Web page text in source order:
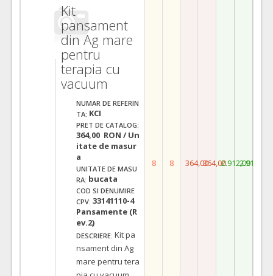
Kit
pansament
din Ag mare
pentru
terapia cu
vacuum
NUMAR DE REFERIN
TA: KCI
PRET DE CATALOG:
364,00 RON / Un
itate de masur
a
UNITATE DE MASU
RA: bucata
COD SI DENUMIRE
CPV: 33141110-4
Pansamente (R
ev.2)
DESCRIERE: Kit pa
nsament din Ag
mare pentru tera
8 8 364,00364,002.912,002.912,00